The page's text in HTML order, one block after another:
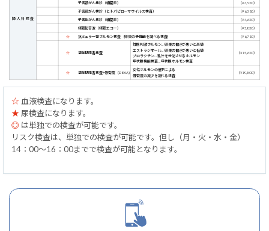
婦人科検査
子宮頸がん検診（細胞診）
（¥3,520）
子宮頸がん検診（ヒトパピローマウイルス検査）
（¥6,380）
子宮体がん検診（細胞診）
（¥4,620）
経腟超音波（経腟エコー）
（¥5,830）
☆ 抗ミュラー管ホルモン検査 （卵巣の予備能を調べる検査） （¥6,710）
☆ 更年期障害検査
性腺刺激ホルモン… 卵巣の働きが悪いと高値
エストラジオール… 卵巣の働きが悪いと低値
プロラクチン… 乳汁を分泌させるホルモン
甲状腺機能検査… 甲状腺ホルモン検査
（¥15,620）
☆ 更年期障害検査+骨密度（DEXA)
女性ホルモンの低下による
骨密度の減少を調べる検査
（¥19,800）
☆血液検査になります。
★尿検査になります。
◎ は単独での検査が可能です。
リスク検査は、単独での検査が可能です。但し（月・火・水・金）
14：00～16：00までで検査が可能となります。